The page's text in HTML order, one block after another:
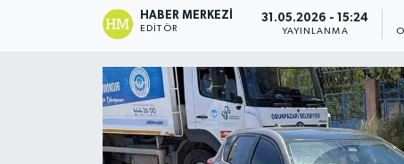
HABER MERKEZI
EDITÖR
31.05.2026 - 15:24
YAYINLANMA
Tokat Spor
Süper Lig Puan Durumu ve Fikstür
Son Dakika Haberleri
Haber Arşivi